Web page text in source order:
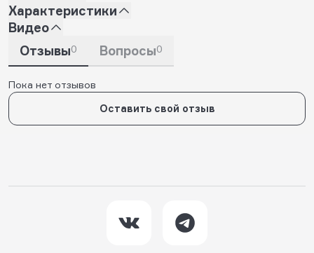
Характеристики
Видео
Отзывы0 Вопросы0
Пока нет отзывов
Оставить свой отзыв